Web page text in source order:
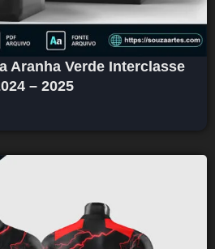
Aranha Verde Interclasse
– 2025